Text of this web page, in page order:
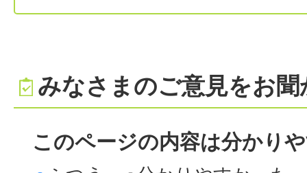
みなさまのご意見をお
このページの内容は分かり